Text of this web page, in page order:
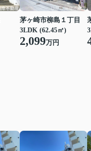
茅ヶ崎市柳島１丁目
3LDK (62.45㎡)
2,099万円